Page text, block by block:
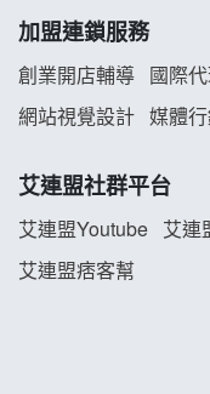
雞咕雞咕加盟說明
TEA TOP加盟說
珍好味臭臭鍋加盟
藍象廷泰式火鍋
日十。早午食加盟
加盟連鎖服務
創業開店輔導 國際
網站視覺設計 媒體
艾連盟社群平台
艾連盟Youtube 艾連
艾連盟痞客幫